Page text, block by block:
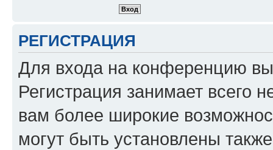
РЕГИСТРАЦИЯ
Для входа на конференцию
Регистрация занимает всего
вам более широкие
могут быть установлены